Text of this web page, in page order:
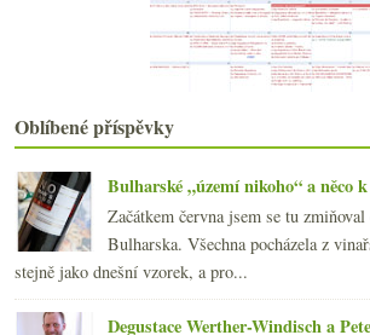
Degustace Champagne Drappier
Švestka, slanina, burgundské, švestka…
Projídáme se Japonskem
23x Rulandské modré 2003
Odjíždím, neplačte…
Výsledky ankety „Z bílých odrůd
Cabernetem z vinoték do zelinářství
Rudý jezdec – „Cheval Franc“
Suši a Bourgogne „Cuvée Gerard Potel“
První domácí chleba
►února(24)
Oblíbené příspěvky
Bulharské „území nikoho“ a něco
Začátkem června jsem se tu
Bulharska. Všechna pocházela z
stejně jako dnešní vzorek, a pro...
Degustace Werther-Windisch a